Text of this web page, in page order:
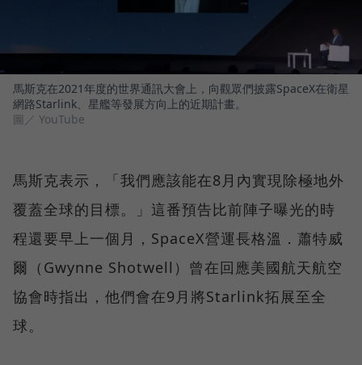
馬斯克在2021年度的世界通訊大會上，向觀眾們披露SpaceX在衛星
網路Starlink、星艦等發展方向上的近期計畫。
圖／ YouTube
馬斯克表示，「我們應該能在8月內實現除極地外
覆蓋全球的目標。」這番預告比前陣子曝光的時
程還要早上一個月，SpaceX營運長格溫．蕭特威
爾（Gwynne Shotwell）曾在回應美國航天航空
協會時指出，他們會在9月將Starlink拓展至全
球。